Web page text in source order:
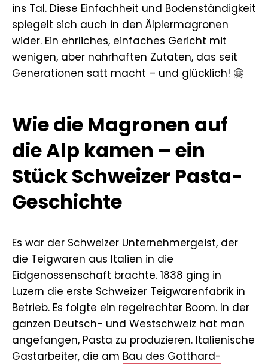
ins Tal. Diese Einfachheit und Bodenständigkeit
spiegelt sich auch in den Älplermagronen
wider. Ein ehrliches, einfaches Gericht mit
wenigen, aber nahrhaften Zutaten, das seit
Generationen satt macht – und glücklich! 🤗
Wie die Magronen auf
die Alp kamen – ein
Stück Schweizer Pasta-
Geschichte
Es war der Schweizer Unternehmergeist, der
die Teigwaren aus Italien in die
Eidgenossenschaft brachte. 1838 ging in
Luzern die erste Schweizer Teigwarenfabrik in
Betrieb. Es folgte ein regelrechter Boom. In der
ganzen Deutsch- und Westschweiz hat man
angefangen, Pasta zu produzieren. Italienische
Gastarbeiter, die am Bau des Gotthard-